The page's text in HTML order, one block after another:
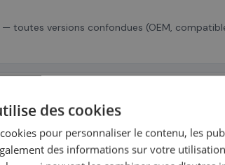
toutes versions confondues (OEM,
Lexmark HP
des cookies
pour personnaliser le contenu, les
des informations sur votre